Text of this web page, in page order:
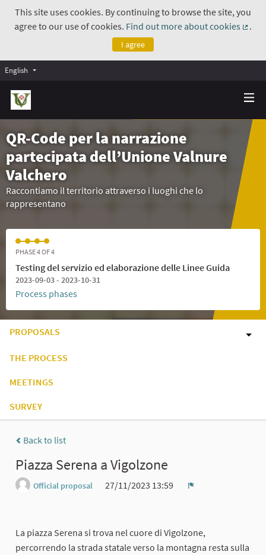
This site uses cookies. By continuing to browse the site, you
agree to our use of cookies. Find out more about cookies
.
I agree
English
QR-Code per la narrazione
partecipata dell’Unione Valnure
Valchero
Raccontiamo il territorio attraverso i luoghi che lo
rappresentano
PHASE 4 OF 4
Testing del servizio ed elaborazione delle Linee Guida
2023-09-03 - 2023-10-31
Process phases
PROPOSALS
THE PROCESS
MEETINGS
SURVEY
Back to list
Piazza Serena a Vigolzone
Official proposal
27/11/2023 13:59
La piazza Serena si trova nel cuore di Vigolzone,
percorrendo la strada statale verso la montagna resta sulla